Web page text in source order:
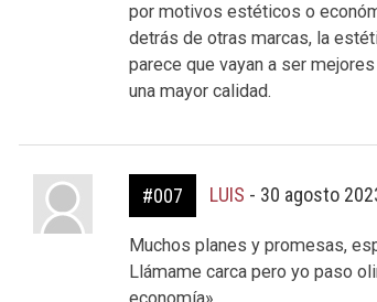
por motivos estéticos o
detrás de otras marcas, la
parece que vayan a ser
una mayor calidad.
#007 LUIS - 30 agosto
Muchos planes y promesas,
Llámame carca pero yo paso